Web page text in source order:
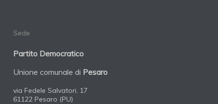
Sede
Partito Democratico
Unione comunale di Pesaro
via Fedele Salvatori, 17
61122 Pesaro (PU)